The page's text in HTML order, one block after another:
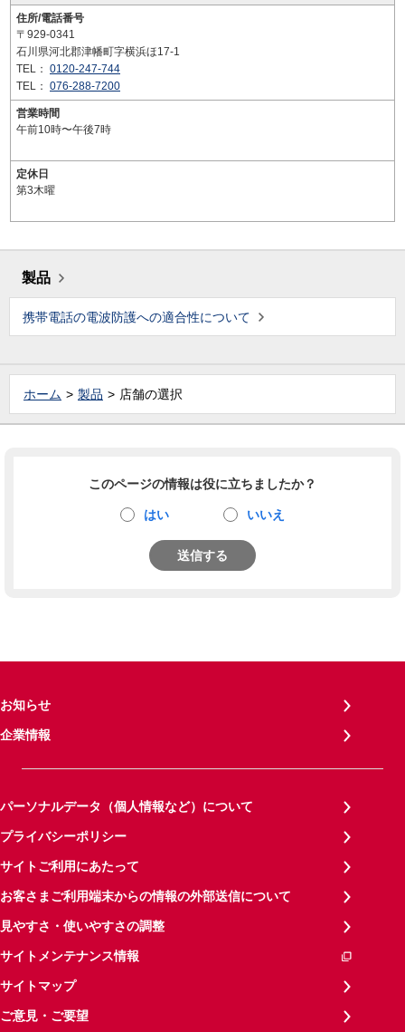
住所/電話番号
〒929-0341
石川県河北郡津幡町字横浜ほ17-1
TEL： 0120-247-744
TEL： 076-288-7200
営業時間
午前10時〜午後7時
定休日
第3木曜
製品
携帯電話の電波防護への適合性について
ホーム 製品 店舗の選択
このページの情報は役に立ちましたか？
はい いいえ
送信する
お知らせ
企業情報
パーソナルデータ（個人情報など）について
プライバシーポリシー
サイトご利用にあたって
お客さまご利用端末からの情報の外部送信について
見やすさ・使いやすさの調整
サイトメンテナンス情報
サイトマップ
ご意見・ご要望